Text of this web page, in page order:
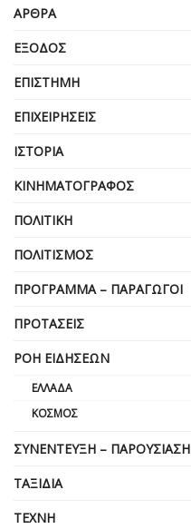
ΆΡΘΡΑ
ΈΞΟΔΟΣ
ΕΠΙΣΤΉΜΗ
ΕΠΙΧΕΙΡΗΣΕΙΣ
ΙΣΤΟΡΊΑ
ΚΙΝΗΜΑΤΟΓΡΆΦΟΣ
ΠΟΛΙΤΙΚΉ
ΠΟΛΙΤΙΣΜΌΣ
ΠΡΌΓΡΑΜΜΑ – ΠΑΡΑΓΩΓΟΊ
ΠΡΟΤΆΣΕΙΣ
ΡΟΉ ΕΙΔΉΣΕΩΝ
ΕΛΛΆΔΑ
ΚΌΣΜΟΣ
ΣΥΝΈΝΤΕΥΞΗ – ΠΑΡΟΥΣΊΑΣΗ
ΤΑΞΊΔΙΑ
ΤΈΧΝΗ